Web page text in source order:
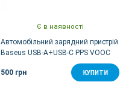
Є в наявності
Автомобільний зарядний пристрій
Baseus USB-A+USB-C PPS VOOC
500 грн
КУПИТИ